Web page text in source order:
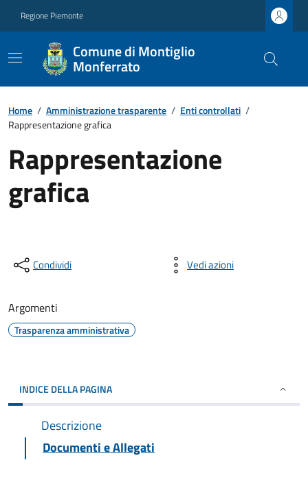
Regione Piemonte
Comune di Montiglio
Monferrato
Home / Amministrazione trasparente / Enti controllati /
Rappresentazione grafica
Rappresentazione
grafica
Condividi Vedi azioni
Argomenti
Trasparenza amministrativa
INDICE DELLA PAGINA
Descrizione
Documenti e Allegati